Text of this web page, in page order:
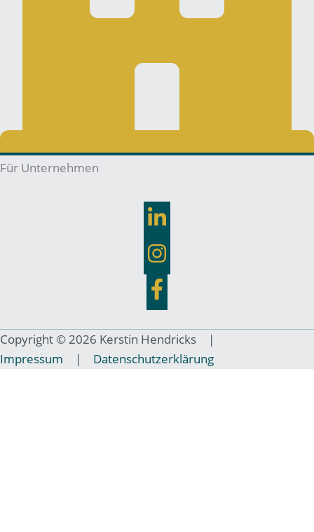
Für Unternehmen
Copyright © 2026 Kerstin Hendricks |
Impressum | Datenschutzerklärung